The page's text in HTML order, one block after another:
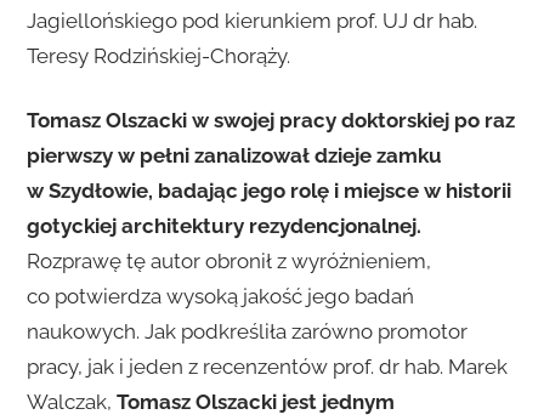
Jagiellońskiego pod kierunkiem prof. UJ dr hab.
Teresy Rodzińskiej-Chorąży.
Tomasz Olszacki w swojej pracy doktorskiej po raz
pierwszy w pełni zanalizował dzieje zamku
w Szydłowie, badając jego rolę i miejsce w historii
gotyckiej architektury rezydencjonalnej.
Rozprawę tę autor obronił z wyróżnieniem,
co potwierdza wysoką jakość jego badań
naukowych. Jak podkreśliła zarówno promotor
pracy, jak i jeden z recenzentów prof. dr hab. Marek
Walczak, Tomasz Olszacki jest jednym